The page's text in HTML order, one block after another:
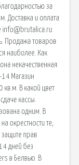
за
Доставка и оплата
info@brutalica.ru:
Продажа товаров
наиболее. Как
некачественная
Магазин
В какой цвет
кассы.
одним. В
окрестности те,
прав
дней без
в Белвью. В